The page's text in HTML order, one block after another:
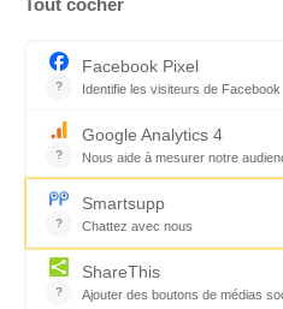
Florence Servan-